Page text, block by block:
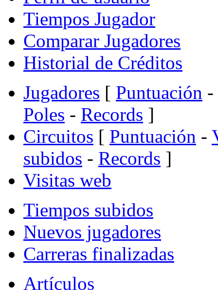
Tiempos Jugador
Comparar Jugadores
Historial de Créditos
Jugadores [ Puntuación -
Poles - Records ]
Circuitos [ Puntuación -
subidos - Records ]
Visitas web
Tiempos subidos
Nuevos jugadores
Carreras finalizadas
Artículos